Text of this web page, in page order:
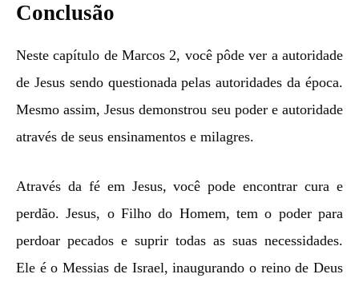
Conclusão
Neste capítulo de Marcos 2, você pôde ver a autoridade
de Jesus sendo questionada pelas autoridades da época.
Mesmo assim, Jesus demonstrou seu poder e autoridade
através de seus ensinamentos e milagres.
Através da fé em Jesus, você pode encontrar cura e
perdão. Jesus, o Filho do Homem, tem o poder para
perdoar pecados e suprir todas as suas necessidades.
Ele é o Messias de Israel, inaugurando o reino de Deus